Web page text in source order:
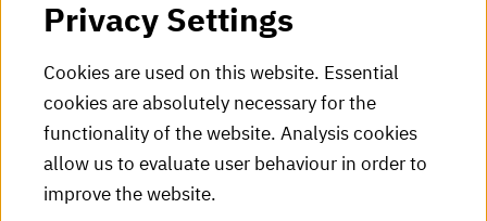
HKA Shop
HKA videos
HKA radio
HKA publications
Privacy Settings
Cookies are used on this website. Essential
cookies are absolutely necessary for the
functionality of the website. Analysis cookies
allow us to evaluate user behaviour in order to
improve the website.